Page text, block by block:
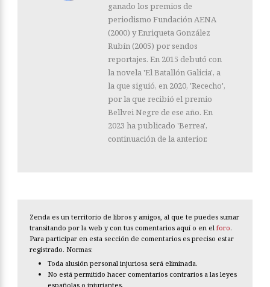
ganado los premios de
periodismo Fundación AENA
(2000) y Enriqueta González
Rubín (2005) por sendos
reportajes. En 2015 debutó con
la novela 'El Batallón Galicia', a
la que siguió, en 2020, 'Rececho',
por la que recibió el premio
Bellvei Negre de ese año. En
2023 ha publicado 'Berrea',
continuación de la anterior.
Zenda es un territorio de libros y amigos, al que te puedes sumar
transitando por la web y con tus comentarios aquí o en el foro.
Para participar en esta sección de comentarios es preciso estar
registrado. Normas:
Toda alusión personal injuriosa será eliminada.
No está permitido hacer comentarios contrarios a las leyes
españolas o injuriantes.